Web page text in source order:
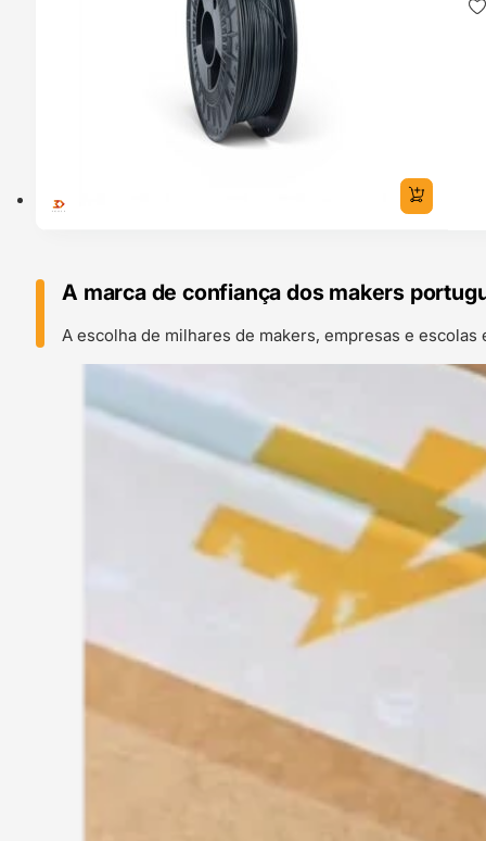
A marca de confiança dos makers
A escolha de milhares de makers, empresas e escolas